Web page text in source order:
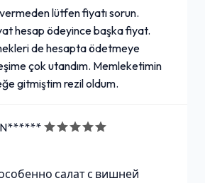
lütfen fiyatı sorun.
hesap ödeyince başka fiyat.
de hesapta ödetmeye
çok utandım. Memleketimin
gitmiştim rezil oldum.
салат с вишней